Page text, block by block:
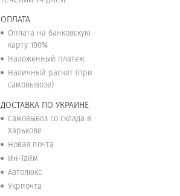
ОПЛАТА
Оплата на банковскую
карту 100%
Наложенный платеж
Наличный расчет (при
самовывозе)
ДОСТАВКА ПО УКРАИНЕ
Самовывоз со склада в
Харькове
Новая почта
Ин-Тайм
Автолюкс
Укрпочта